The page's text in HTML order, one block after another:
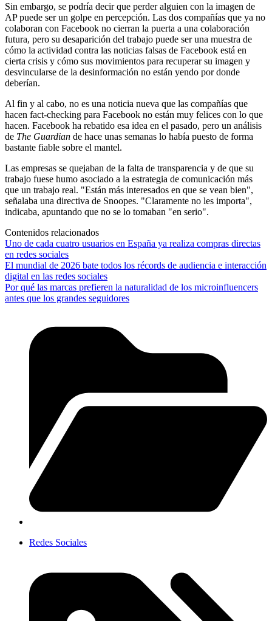
Sin embargo, se podría decir que perder alguien con la imagen de
AP puede ser un golpe en percepción. Las dos compañías que ya no
colaboran con Facebook no cierran la puerta a una colaboración
futura, pero su desaparición del trabajo puede ser una muestra de
cómo la actividad contra las noticias falsas de Facebook está en
cierta crisis y cómo sus movimientos para recuperar su imagen y
desvincularse de la desinformación no están yendo por donde
deberían.
Al fin y al cabo, no es una noticia nueva que las compañías que
hacen fact-checking para Facebook no están muy felices con lo que
hacen. Facebook ha rebatido esa idea en el pasado, pero un análisis
de The Guardian de hace unas semanas lo había puesto de forma
bastante fiable sobre el mantel.
Las empresas se quejaban de la falta de transparencia y de que su
trabajo fuese humo asociado a la estrategia de comunicación más
que un trabajo real. "Están más interesados en que se vean bien",
señalaba una directiva de Snoopes. "Claramente no les importa",
indicaba, apuntando que no se lo tomaban "en serio".
Contenidos relacionados
Uno de cada cuatro usuarios en España ya realiza compras directas
en redes sociales
El mundial de 2026 bate todos los récords de audiencia e interacción
digital en las redes sociales
Por qué las marcas prefieren la naturalidad de los microinfluencers
antes que los grandes seguidores
Redes Sociales